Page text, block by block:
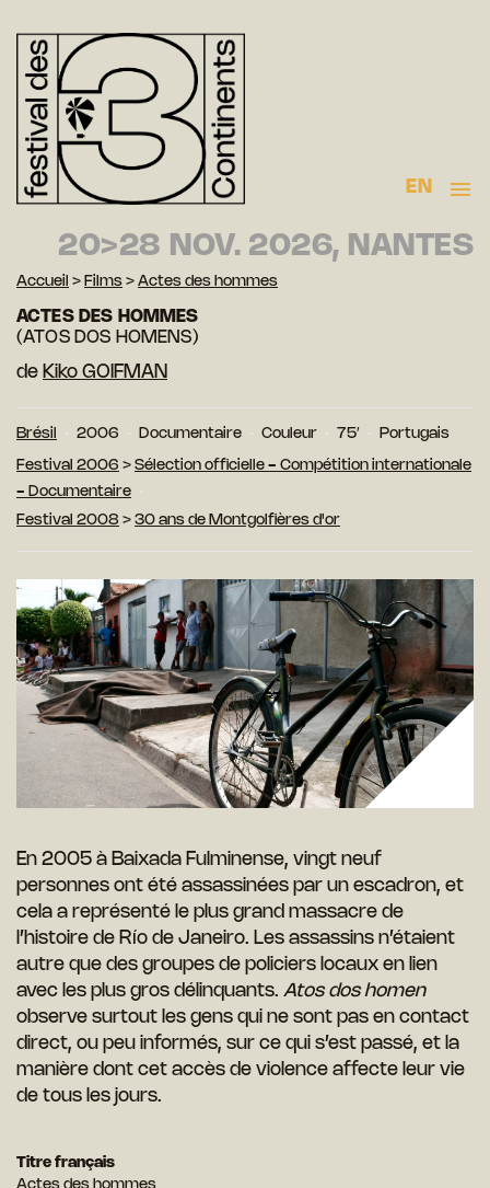
EN
20>28 NOV. 2026, NANTES
Accueil > Films > Actes des hommes
ACTES DES HOMMES
(ATOS DOS HOMENS)
de Kiko GOIFMAN
Brésil 2006 Documentaire Couleur 75′ Portugais
Festival 2006 > Sélection officielle - Compétition internationale
- Documentaire
Festival 2008 > 30 ans de Montgolfières d'or
En 2005 à Baixada Fulminense, vingt neuf
personnes ont été assassinées par un escadron, et
cela a représenté le plus grand massacre de
l’histoire de Río de Janeiro. Les assassins n’étaient
autre que des groupes de policiers locaux en lien
avec les plus gros délinquants. Atos dos homen
observe surtout les gens qui ne sont pas en contact
direct, ou peu informés, sur ce qui s’est passé, et la
manière dont cet accès de violence affecte leur vie
de tous les jours.
Titre français